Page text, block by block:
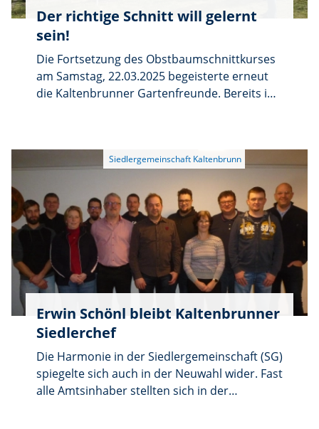
Der richtige Schnitt will gelernt
sein!
Die Fortsetzung des Obstbaumschnittkurses
am Samstag, 22.03.2025 begeisterte erneut
die Kaltenbrunner Gartenfreunde. Bereits im
eingeladen, seine jahrelange Erfahrung beim
Mitglieder des Vereins weiterzugeben.
Siedlergemeinschaft Kaltenbrunn
Erwin Schönl bleibt Kaltenbrunner
Siedlerchef
Die Harmonie in der Siedlergemeinschaft (SG)
spiegelte sich auch in der Neuwahl wider. Fast
alle Amtsinhaber stellten sich in der